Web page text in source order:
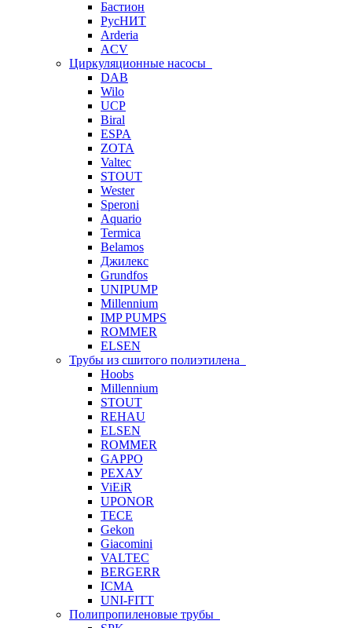
Бастион
РусНИТ
Arderia
ACV
Циркуляционные насосы
DAB
Wilo
UCP
Biral
ESPA
ZOTA
Valtec
STOUT
Wester
Speroni
Aquario
Termica
Belamos
Джилекс
Grundfos
UNIPUMP
Millennium
IMP PUMPS
ROMMER
ELSEN
Трубы из сшитого полиэтилена
Hoobs
Millennium
STOUT
REHAU
ELSEN
ROMMER
GAPPO
РЕХАУ
ViEiR
UPONOR
TECE
Gekon
Giacomini
VALTEC
BERGERR
ICMA
UNI-FITT
Полипропиленовые трубы